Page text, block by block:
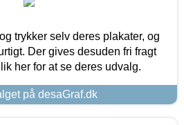
trykker selv deres plakater, og
Der gives desuden fri fragt
her for at se deres udvalg.
på desaGraf.dk